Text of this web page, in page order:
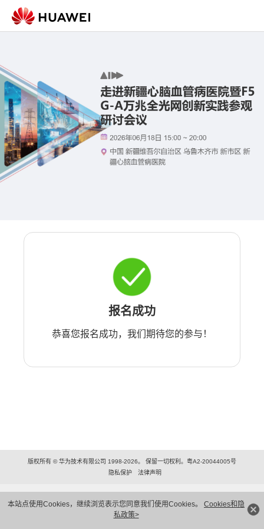
本站点使用Cookies，继续浏览表示您同意我们使用Cookies。 Cookies和隐
私政策>
报名成功
恭喜您报名成功，我们期待您的参与！
版权所有 © 华为技术有限公司 1998-2026。 保留一切权利。粤A2-20044005号
隐私保护
法律声明